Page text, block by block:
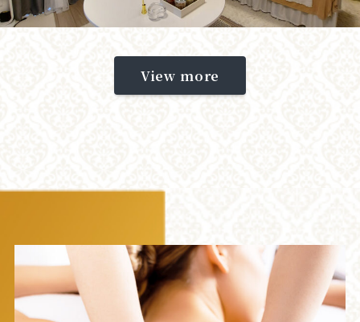
View more